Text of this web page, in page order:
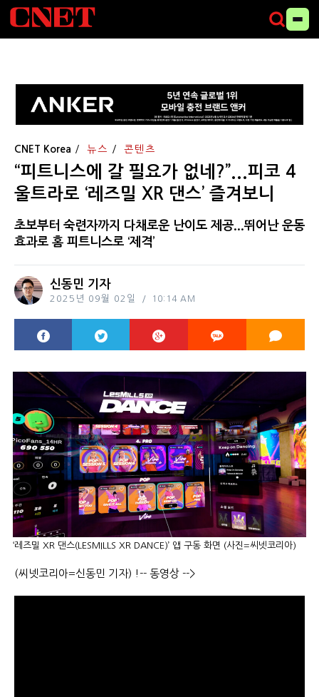
CNET Korea 뉴스 콘텐츠
“피트니스에 갈 필요가 없네?”...피코 4
울트라로 ‘레즈밀 XR 댄스’ 즐겨보니
초보부터 숙련자까지 다채로운 난이도 제공...뛰어난 운동
효과로 홈 피트니스로 ‘제격’
신동민 기자
2025년 09월 02일 10:14 AM
‘레즈밀 XR 댄스(LESMILLS XR DANCE)’ 앱 구동 화면 (사진=씨넷코리아)
(씨넷코리아=신동민 기자) !-- 동영상 -->